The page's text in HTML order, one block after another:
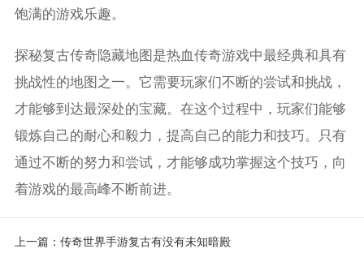
饱满的游戏乐趣。
探秘复古传奇隐藏地图是热血传奇游戏中最经典和具有
挑战性的地图之一。它需要玩家们不断的尝试和挑战，
才能够到达最深处的宝藏。在这个过程中，玩家们能够
锻炼自己的耐心和毅力，提高自己的能力和技巧。只有
通过不断的努力和尝试，才能够成功掌握这个技巧，向
着游戏的最高峰不断前进。
上一篇： 传奇世界手游复古有没有未知暗殿